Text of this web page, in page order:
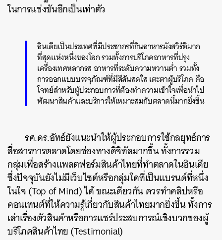
ในการแข่งขันอีกเป็นเท่าตัว
อินเดียเป็นประเทศที่มีประชากรที่กินอาหารมังสวิรัติมาก
ที่สุดแห่งหนึ่งของโลก รวมทั้งการบริโภคอาหารที่ปรุง
เครื่องเทศหลากรส อาหารที่ระดับความหวานต่ำ รวมทั้ง
การออกแบบบรรจุภัณฑ์ที่มีสีสันสดใส เตะตาผู้บริโภค คือ
โจทย์สำหรับผู้ประกอบการที่ต้องทำความเข้าใจเพื่อนำไป
พัฒนาสินค้าและบริการให้เหมาะสมกับตลาดนี้มากยิ่งขึ้น
รศ.ดร.อัทธ์ยังแนะนำให้ผู้ประกอบการใช้กลยุทธ์การ
สื่อสารการตลาดโดยช่องทางดิจิทัลมากขึ้น ทั้งการรวม
กลุ่มเพื่อสร้างแพลตฟอร์มสินค้าไทยที่ทำตลาดในอินเดีย
ซึ่งปัจจุบันยังไม่มีเว็บไซต์หรือกลุ่มใดที่เป็นแบรนด์ที่หนึ่ง
ในใจ (Top of Mind) ได้ ขณะเดียวกัน ควรทำคลิปหรือ
คอนเทนต์ที่ให้ความรู้เกี่ยวกับสินค้าไทยมากยิ่งขึ้น ทั้งการ
เล่าเรื่องตัวสินค้าหรือการแชร์ประสบการณ์เชิงบวกของผู้
บริโภคสินค้าไทย (Testimonial)